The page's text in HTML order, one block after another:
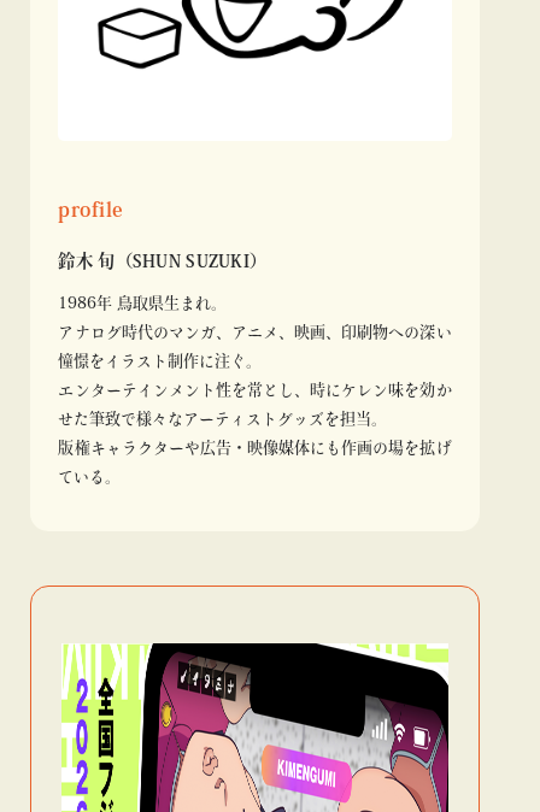
profile
鈴木 旬（SHUN SUZUKI）
1986年 鳥取県生まれ。
アナログ時代のマンガ、アニメ、映画、印刷物への深い
憧憬をイラスト制作に注ぐ。
エンターテインメント性を常とし、時にケレン味を効か
せた筆致で様々なアーティストグッズを担当。
版権キャラクターや広告・映像媒体にも作画の場を拡げ
ている。